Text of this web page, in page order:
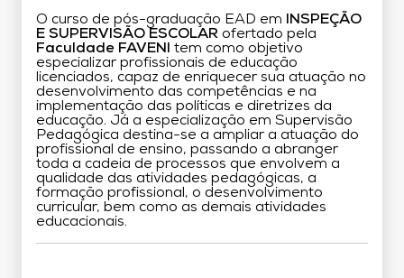
O curso de pós-graduação EAD em
INSPEÇÃO
E SUPERVISÃO ESCOLAR ofertado pela
Faculdade FAVENI
tem como objetivo
especializar profissionais de educação
licenciados, capaz de enriquecer sua atuação no
desenvolvimento das competências e na
implementação das políticas e diretrizes da
educação. Já a especialização em Supervisão
Pedagógica destina-se a ampliar a atuação do
profissional de ensino, passando a abranger
toda a cadeia de processos que envolvem a
qualidade das atividades pedagógicas, a
formação profissional, o desenvolvimento
curricular, bem como as demais atividades
educacionais.